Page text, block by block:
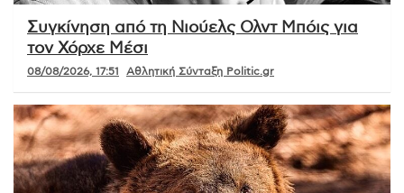
Συγκίνηση από τη Νιούελς Ολντ Μπόις για
τον Χόρχε Μέσι
08/08/2026, 17:51 Αθλητική Σύνταξη Politic.gr